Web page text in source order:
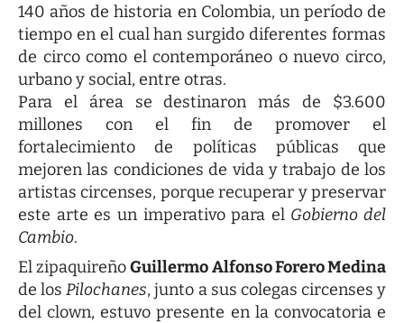
140 años de historia en Colombia, un período de
tiempo en el cual han surgido diferentes formas
de circo como el contemporáneo o nuevo circo,
urbano y social, entre otras.
Para el área se destinaron más de $3.600
millones con el fin de promover el
fortalecimiento de políticas públicas que
mejoren las condiciones de vida y trabajo de los
artistas circenses, porque recuperar y preservar
este arte es un imperativo para el Gobierno del
Cambio.
El zipaquireñoGuillermo Alfonso Forero Medina
de losPilochanes, junto a sus colegas circenses y
del clown, estuvo presente en la convocatoria e